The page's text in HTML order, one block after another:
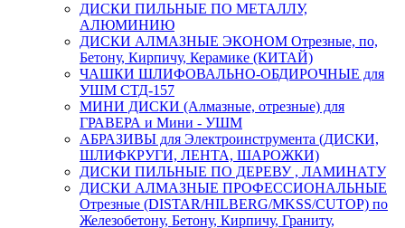
ДИСКИ ПИЛЬНЫЕ ПО МЕТАЛЛУ,
АЛЮМИНИЮ
ДИСКИ АЛМАЗНЫЕ ЭКОНОМ Отрезные, по,
Бетону, Кирпичу, Керамике (КИТАЙ)
ЧАШКИ ШЛИФОВАЛЬНО-ОБДИРОЧНЫЕ для
УШМ СТД-157
МИНИ ДИСКИ (Алмазные, отрезные) для
ГРАВЕРА и Мини - УШМ
АБРАЗИВЫ для Электроинструмента (ДИСКИ,
ШЛИФКРУГИ, ЛЕНТА, ШАРОЖКИ)
ДИСКИ ПИЛЬНЫЕ ПО ДЕРЕВУ , ЛАМИНАТУ
ДИСКИ АЛМАЗНЫЕ ПРОФЕССИОНАЛЬНЫЕ
Отрезные (DISTAR/HILBERG/MKSS/CUTOP) по
Железобетону, Бетону, Кирпичу, Граниту,